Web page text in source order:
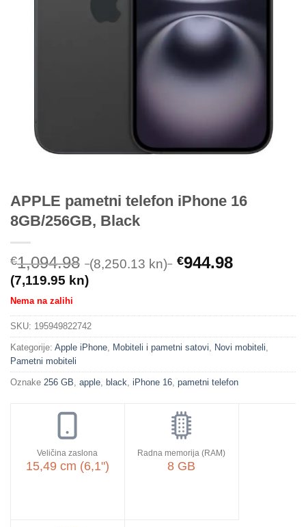
APPLE pametni telefon iPhone 16
8GB/256GB, Black
€1,094.98 (8,250.13 kn) €944.98
(7,119.95 kn)
Nema na zalihi
SKU: 195949822742
Kategorije: Apple iPhone, Mobiteli i pametni satovi, Novi mobiteli,
Pametni mobiteli
Oznake 256 GB, apple, black, iPhone 16, pametni telefon
Veličina zaslona
15,49 cm (6,1")
Radna memorija (RAM)
8 GB